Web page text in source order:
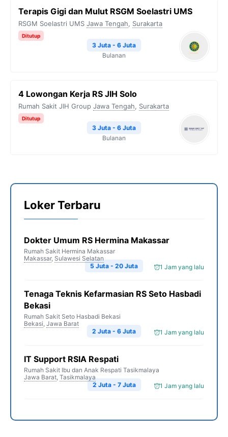
Terapis Gigi dan Mulut RSGM Soelastri UMS
RSGM Soelastri UMS Jawa Tengah, Surakarta
Ditutup
3 Juta - 6 Juta
Bulanan
4 Lowongan Kerja RS JIH Solo
Rumah Sakit JIH Group Jawa Tengah, Surakarta
Ditutup
3 Juta - 6 Juta
Bulanan
Loker Terbaru
Dokter Umum RS Hermina Makassar
Rumah Sakit Hermina Makassar
Makassar, Sulawesi Selatan
1 Jam yang lalu
5 Juta - 20 Juta
Tenaga Teknis Kefarmasian RS Seto Hasbadi
Bekasi
Rumah Sakit Seto Hasbadi Bekasi
Bekasi, Jawa Barat
1 Jam yang lalu
2 Juta - 6 Juta
IT Support RSIA Respati
Rumah Sakit Ibu dan Anak Respati Tasikmalaya
Jawa Barat, Tasikmalaya
1 Jam yang lalu
2 Juta - 7 Juta